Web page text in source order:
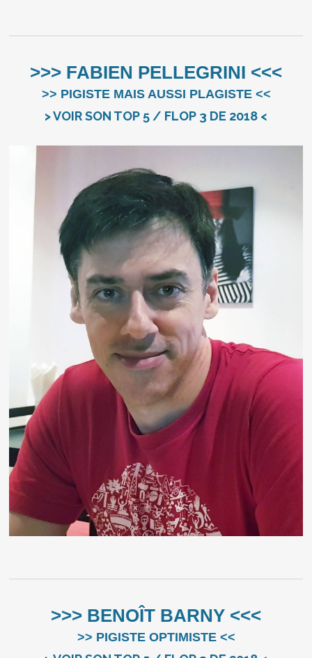
>>> FABIEN PELLEGRINI <<<
>> PIGISTE MAIS AUSSI PLAGISTE <<
> VOIR SON TOP 5 / FLOP 3 DE 2018 <
>>> BENOÎT BARNY <<<
>> PIGISTE OPTIMISTE <<